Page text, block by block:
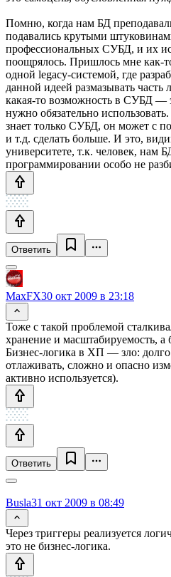
Помню, когда нам БД
подавались крутыми
профессиональных СУБД, и их
поощрялось. Пришлось мне как-
одной legacy-системой, где
данной идеей размазывать
какая-то возможность в СУБД —
нужно обязательно
знает только СУБД, он может с
и т.д. сделать больше. И это,
университете, т.к. человек, нам
программировании особо не
Ответить
MaxFX30 окт 2009 в 23:18
Тоже с такой проблемой
хранение и масштабируемость,
Бизнес-логика в ХП — зло: долго
отлаживать, сложно и опасно
активно используется).
Ответить
Busla31 окт 2009 в 08:49
Через триггеры реализуется
это не бизнес-логика.